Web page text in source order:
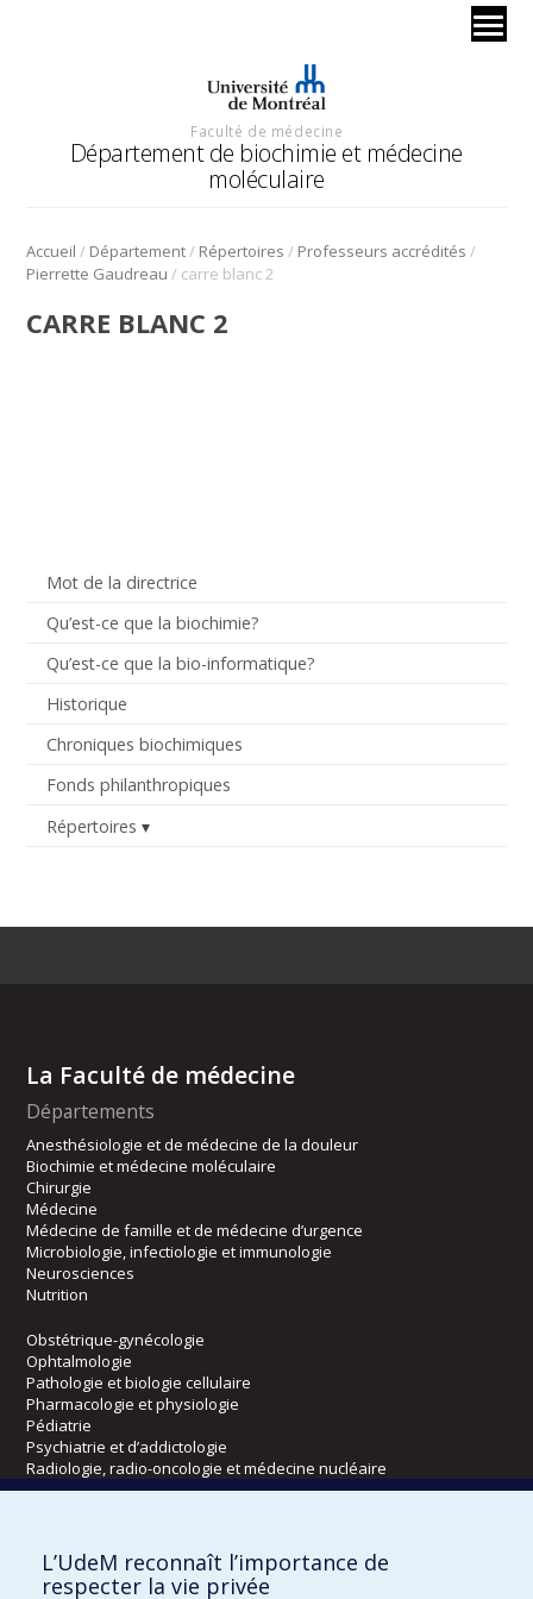
Faculté de médecine
Département de biochimie et médecine
moléculaire
Accueil / Département/ Répertoires / Professeurs accrédités /
Pierrette Gaudreau / carre blanc 2
Mot de la directrice
Qu’est-ce que la biochimie?
Qu’est-ce que la bio-informatique?
Historique
Chroniques biochimiques
Fonds philanthropiques
Répertoires
CARRE BLANC 2
La Faculté de médecine
Départements
Anesthésiologie et de médecine de la douleur
Biochimie et médecine moléculaire
Chirurgie
Médecine
Médecine de famille et de médecine d’urgence
Microbiologie, infectiologie et immunologie
Neurosciences
Nutrition
Obstétrique-gynécologie
Ophtalmologie
Pathologie et biologie cellulaire
Pharmacologie et physiologie
Pédiatrie
Psychiatrie et d’addictologie
Radiologie, radio-oncologie et médecine nucléaire
Écoles
Kinésiologie et des sciences de l’activité physique
L’UdeM reconnaît l’importance de
respecter la vie privée